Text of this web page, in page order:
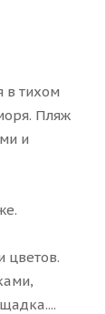
в тихом
Пляж
и
цветов.